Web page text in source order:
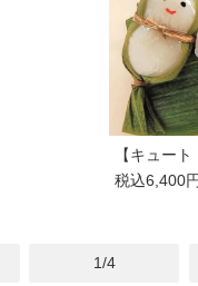
【キュー
『笹雪だる
税込6,400
1/4